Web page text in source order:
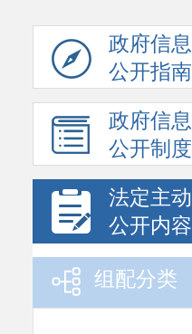
政府信息
公开指南
政府信息
公开制度
法定主动
公开内容
组配分类